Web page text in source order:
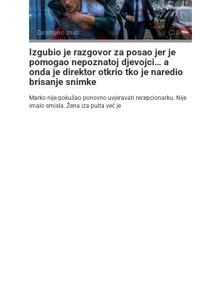
Zanimljivo znati 0
Izgubio je razgovor za posao jer je
pomogao nepoznatoj djevojci… a
onda je direktor otkrio tko je naredio
brisanje snimke
Marko nije pokušao ponovno uvjeravati recepcionarku. Nije
imalo smisla. Žena iza pulta već je